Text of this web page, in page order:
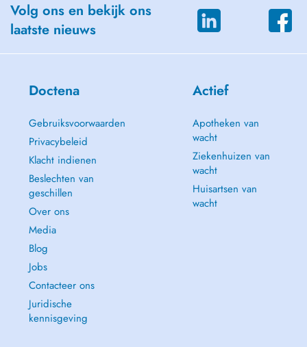
Volg ons en bekijk ons
laatste nieuws
Doctena
Gebruiksvoorwaarden
Privacybeleid
Klacht indienen
Beslechten van
geschillen
Over ons
Media
Blog
Jobs
Contacteer ons
Juridische
kennisgeving
Actief
Apotheken van
wacht
Ziekenhuizen van
wacht
Huisartsen van
wacht